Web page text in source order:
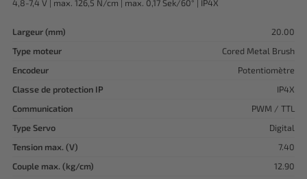
4,8-7,4 V | max. 126,5 N/cm | max. 0,17 Sek/60° | IP4X
Largeur (mm)
20.00
Type moteur
Cored Metal Brush
Encodeur
Potentiomètre
Classe de protection IP
IP4X
Communication
PWM / TTL
Type Servo
Digital
Tension max. (V)
7.40
Couple max. (kg/cm)
12.90